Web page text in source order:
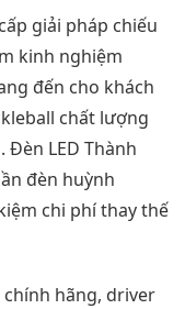
giải pháp chiếu
kinh nghiệm
đến cho khách
chất lượng
LED Thành
đèn huỳnh
chi phí thay thế
chính hãng, driver